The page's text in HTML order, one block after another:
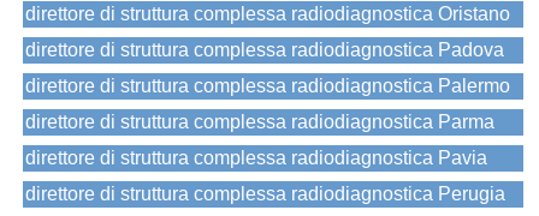
direttore di struttura complessa radiodiagnostica Oristano
direttore di struttura complessa radiodiagnostica Padova
direttore di struttura complessa radiodiagnostica Palermo
direttore di struttura complessa radiodiagnostica Parma
direttore di struttura complessa radiodiagnostica Pavia
direttore di struttura complessa radiodiagnostica Perugia